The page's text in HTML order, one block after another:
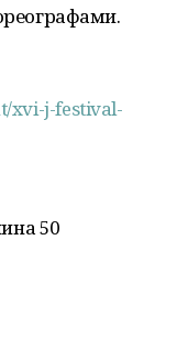
xvi-j-festival-
50